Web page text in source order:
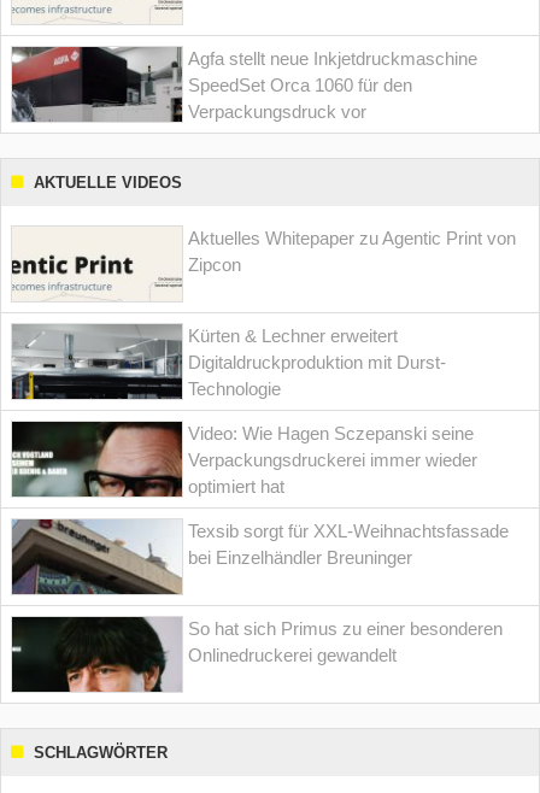
Agfa stellt neue Inkjetdruckmaschine
SpeedSet Orca 1060 für den
Verpackungsdruck vor
AKTUELLE VIDEOS
Aktuelles Whitepaper zu Agentic Print von
Zipcon
Kürten & Lechner erweitert
Digitaldruckproduktion mit Durst-
Technologie
Video: Wie Hagen Sczepanski seine
Verpackungsdruckerei immer wieder
optimiert hat
Texsib sorgt für XXL-Weihnachtsfassade
bei Einzelhändler Breuninger
So hat sich Primus zu einer besonderen
Onlinedruckerei gewandelt
SCHLAGWÖRTER